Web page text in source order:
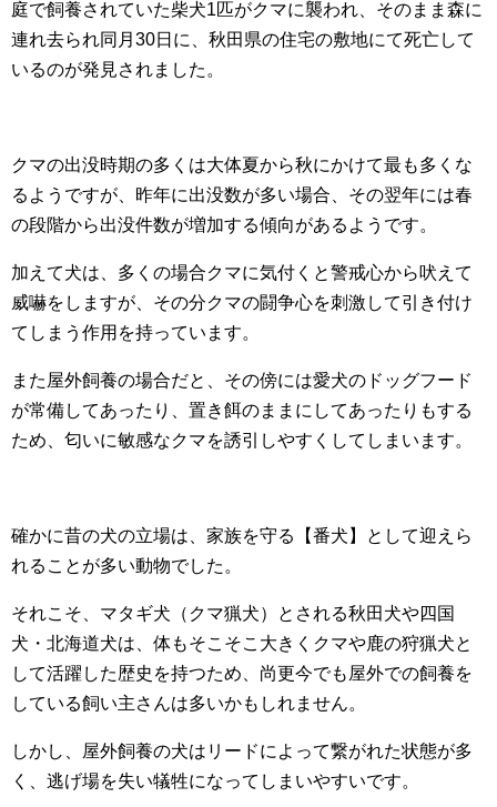
庭で飼養されていた柴犬1匹がクマに襲われ、そのまま森に
連れ去られ同月30日に、秋田県の住宅の敷地にて死亡して
いるのが発見されました。
クマの出没時期の多くは大体夏から秋にかけて最も多くな
るようですが、昨年に出没数が多い場合、その翌年には春
の段階から出没件数が増加する傾向があるようです。
加えて犬は、多くの場合クマに気付くと警戒心から吠えて
威嚇をしますが、その分クマの闘争心を刺激して引き付け
てしまう作用を持っています。
また屋外飼養の場合だと、その傍には愛犬のドッグフード
が常備してあったり、置き餌のままにしてあったりもする
ため、匂いに敏感なクマを誘引しやすくしてしまいます。
確かに昔の犬の立場は、家族を守る【番犬】として迎えら
れることが多い動物でした。
それこそ、マタギ犬（クマ猟犬）とされる秋田犬や四国
犬・北海道犬は、体もそこそこ大きくクマや鹿の狩猟犬と
して活躍した歴史を持つため、尚更今でも屋外での飼養を
している飼い主さんは多いかもしれません。
しかし、屋外飼養の犬はリードによって繋がれた状態が多
く、逃げ場を失い犠牲になってしまいやすいです。